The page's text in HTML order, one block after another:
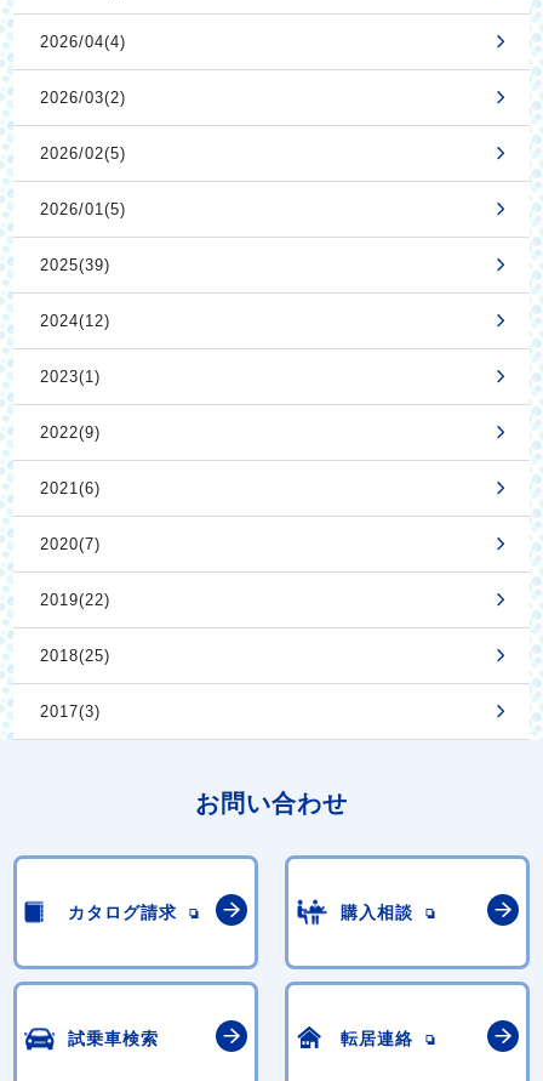
2026/04(4)
2026/03(2)
2026/02(5)
2026/01(5)
2025(39)
2024(12)
2023(1)
2022(9)
2021(6)
2020(7)
2019(22)
2018(25)
2017(3)
お問い合わせ
カタログ請求 購入相談
試乗車検索 転居連絡